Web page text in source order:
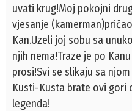
uvati krug!Moj pokojni
vjesanje
Kan.Uzeli joj sobu sa
njih nema!Traze je po
prosi!Svi se slikaju sa
Kusti-Kusta brate ovi gori
legenda!